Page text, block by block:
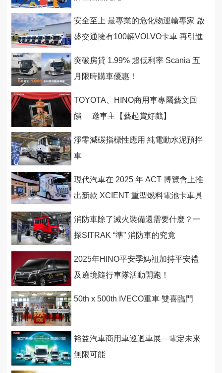
安全至上 最專業的危化物運輸專家 啟
盛交通擁有100輛VOLVO卡車 再引進
突破房貸 1.99% 超低利率 Scania 五
月限時購車優惠！
TOYOTA、HINO商用車專屬藝文回
饋 邀車主【藝起賞好戲】
淨零減碳指標性應用 純電動水泥預拌
車
現代汽車在 2025 年 ACT 博覽會上推
出新款 XCIENT 重型燃料電池卡車具
消防車除了滅火裝備還需要什麼？一
探SITRAK “準” 消防車的究竟
2025年HINO平安季媽祖加持平安禮
及遶境隨行車隊活動開跑！
50th x 500th IVECO重車 雙喜臨門
裕益汽車商用車巡迴車展—電定未來
無限可能